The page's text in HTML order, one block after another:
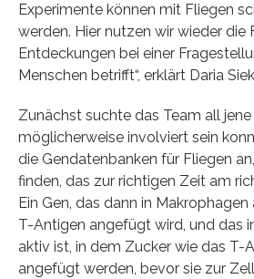
Experimente können mit Fliegen
werden. Hier nutzen wir wieder die
Entdeckungen bei einer
Menschen betrifft“, erklärt Daria
Zunächst suchte das Team all jene
möglicherweise involviert sein
die Gendatenbanken für Fliegen
finden, das zur richtigen Zeit am
Ein Gen, das dann in
T-Antigen angefügt wird, und das
aktiv ist, in dem Zucker wie das T-
angefügt werden, bevor sie zur